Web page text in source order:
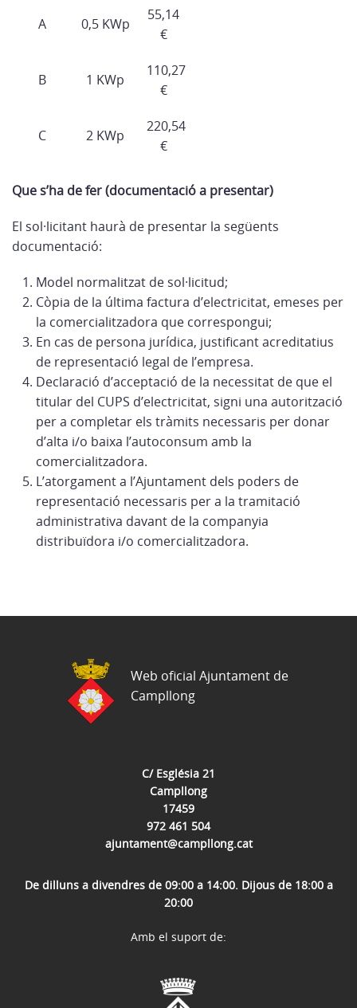
A 0,5 KWp
55,14
€
B 1 KWp
110,27
€
C 2 KWp
220,54
€
Que s’ha de fer (documentació a presentar)
El sol·licitant haurà de presentar la següents
documentació:
Model normalitzat de sol·licitud;
Còpia de la última factura d’electricitat, emeses per
la comercialitzadora que correspongui;
En cas de persona jurídica, justificant acreditatius
de representació legal de l’empresa.
Declaració d’acceptació de la necessitat de que el
titular del CUPS d’electricitat, signi una autorització
per a completar els tràmits necessaris per donar
d’alta i/o baixa l’autoconsum amb la
comercialitzadora.
L’atorgament a l’Ajuntament dels poders de
representació necessaris per a la tramitació
administrativa davant de la companyia
distribuïdora i/o comercialitzadora.
C/ Església 21
Campllong
17459
972 461 504
ajuntament@campllong.cat
De dilluns a divendres de 09:00 a 14:00. Dijous de 18:00 a
20:00
Web oficial Ajuntament de
Campllong
Amb el suport de: